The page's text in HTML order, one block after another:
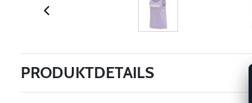
PRODUKTDETAILS